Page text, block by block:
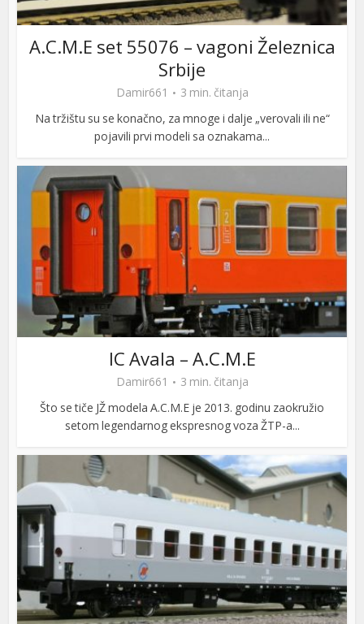
A.C.M.E set 55076 – vagoni Železnica
Srbije
Damir661
3 min. čitanja
Na tržištu su se konačno, za mnoge i dalje „verovali ili ne“
pojavili prvi modeli sa oznakama...
IC Avala – A.C.M.E
Damir661
3 min. čitanja
Što se tiče JŽ modela A.C.M.E je 2013. godinu zaokružio
setom legendarnog ekspresnog voza ŽTP-a...